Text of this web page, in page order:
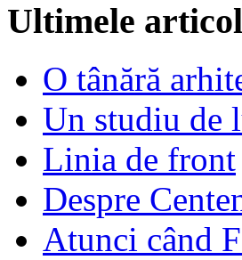
Ultimele
O tânără
Un studiu de
Linia de front
Despre
Atunci când